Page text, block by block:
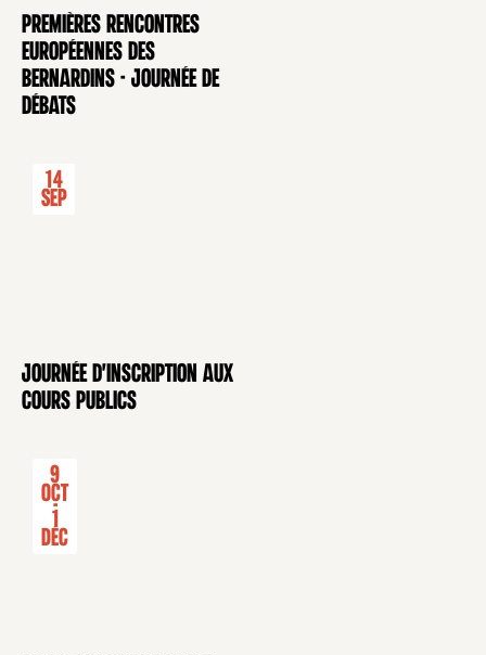
CONFÉRENCE
Premières rencontres
européennes des
Bernardins - Journée de
débats
CONFÉRENCE
14
Sep
Journée d'inscription aux
cours publics
9
Oct
-
1
Déc